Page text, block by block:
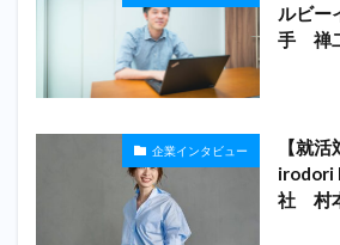
ルビ
手 禅
企業インタビュー
【就
irodori
社 村